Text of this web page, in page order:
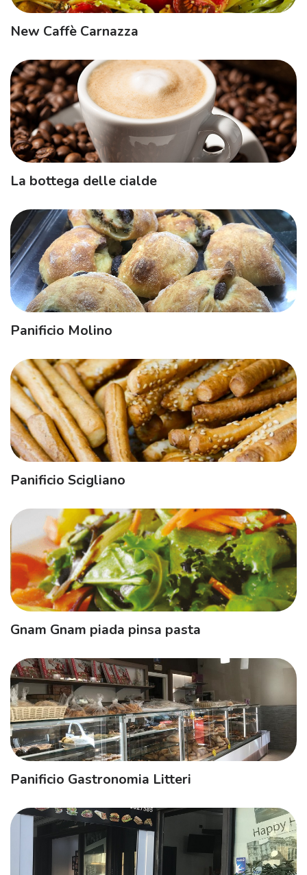
New Caffè Carnazza
La bottega delle cialde
Panificio Molino
Panificio Scigliano
Gnam Gnam piada pinsa pasta
Panificio Gastronomia Litteri